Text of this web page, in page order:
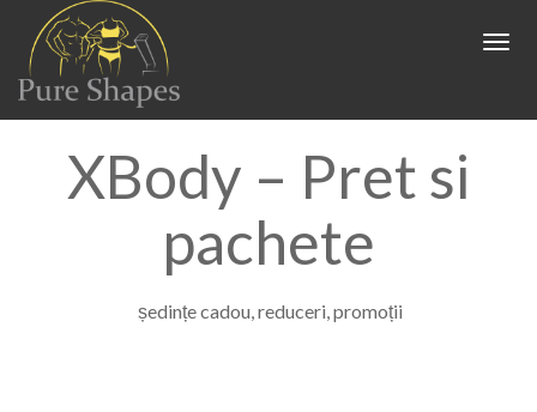
Locatii
XBody – Pret si
pachete
ședințe cadou, reduceri, promoții